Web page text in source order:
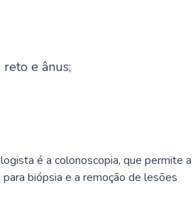
e ânus;
é a colonoscopia, que permite a
biópsia e a remoção de lesões